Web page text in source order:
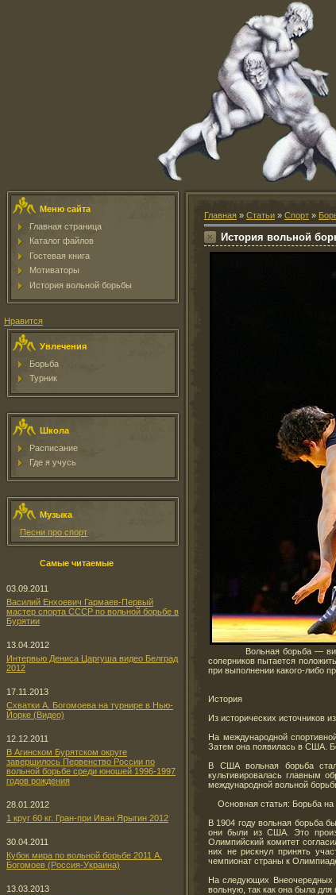
Меню сайта
Главная страница
Каталог файлов
Гостевая книга
Мотиваторы
История вольной борьбы
Нравится
Увлечения
Борьба
Турник
Школа
Расписание
Где я учусь
Музыка
Песни про спорт
Самые читаемые
03.09.2011
Василий Енхоевич Гармаев-Первый
мастер спорта СССР по вольной борьбе в
Бурятии
13.04.2012
Интервью Дениса Царгуша видео Белград
2012
17.11.2013
Схватки А. Богомоева на турнире в Нью-
Йорке (Видео)
12.12.2011
В Агинском Бурятском округе
завершилось Первенство России по
вольной борьбе среди юношей 1996-1997
годов рождения
28.01.2012
1 круг 60 кг. Гран-при Иван Ярыгин 2012
30.04.2011
Кубок мира по вольной борьбе 2011 А.
Богомоев (Россия-Украина)
13.03.2013
Главная » Статьи » Спорт »
История вольной
Вольная борьба — вид
соперников пытается
при выполнении какого-либо
История
Из исторических источников
На международной
Затем она появилась в США.
В США вольная борьба
культивировалась главным
международной вольной
Основная статья: Борьба на
В 1904 году вольная борьба
они были из США. Это
Олимпийский комитет
них не рискнул принять
чемпионат страны к
На следующих Внеочередных
вольную, так как она была для